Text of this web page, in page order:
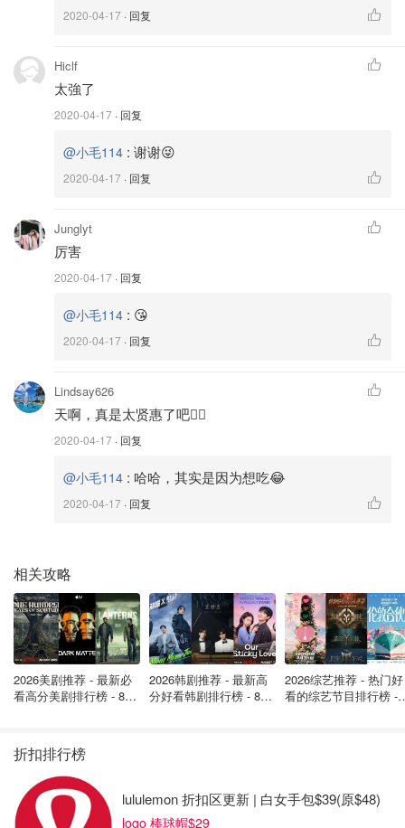
6️⃣拿出一个面团从中间一切为二变成两个面团。
7️⃣刀切面朝上，按扁，螺旋纹在中间。擀面杖擀没有螺旋纹
且尽可能的保持在中间，最后擀成一张圆形酥皮。
8️⃣螺旋纹面朝外，用另一面来包馅，这样好看的螺纹正好在
酥饼的正中间。
9️⃣烤箱bake 360F 烤15~20分钟，再转325F 烤20~25分钟
为了让酥皮里面烤熟。也可以掰开一个看看熟没熟。
2020-04-17 · 回复
Hiclf
太強了
2020-04-17 · 回复
@小毛114 : 谢谢😜
2020-04-17 · 回复
Junglyt
厉害
2020-04-17 · 回复
@小毛114 : 😘
2020-04-17 · 回复
Lindsay626
天啊，真是太贤惠了吧👍🏼
2020-04-17 · 回复
@小毛114 : 哈哈，其实是因为想吃😂
2020-04-17 · 回复
相关攻略
2026美剧推荐 - 最新必
看高分美剧排行榜 - 8月
2026韩剧推荐 - 最新高
分好看韩剧排行榜 - 8月
2026综艺推荐 - 热门好
看的综艺节目排行榜 -
折扣排行榜
lululemon 折扣区更新 | 白女手包$39(原$48)
logo 棒球帽$29